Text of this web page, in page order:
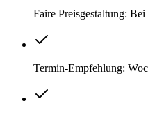
Faire Preisgestaltung:
Termin-Empfehlung: